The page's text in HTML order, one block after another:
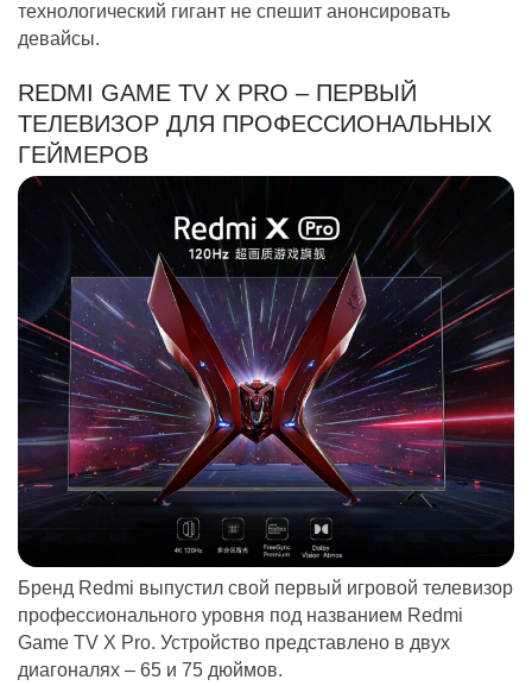
технологический гигант не спешит анонсировать
девайсы.
REDMI GAME TV X PRO – ПЕРВЫЙ
ТЕЛЕВИЗОР ДЛЯ ПРОФЕССИОНАЛЬНЫХ
ГЕЙМЕРОВ
Бренд Redmi выпустил свой первый игровой телевизор
профессионального уровня под названием Redmi
Game TV X Pro. Устройство представлено в двух
диагоналях – 65 и 75 дюймов.